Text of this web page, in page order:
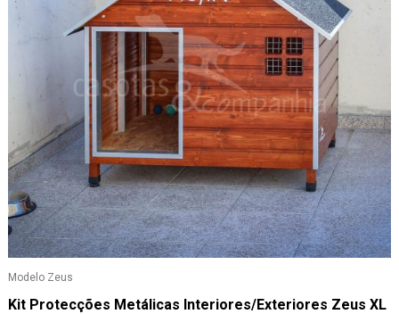
Modelo Zeus
Kit Protecções Metálicas Interiores/Exteriores Zeus XL